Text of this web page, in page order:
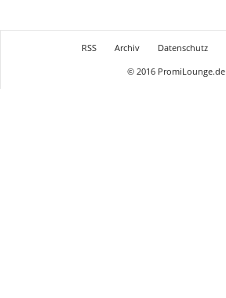
RSS Archiv Datenschutz
© 2016 PromiLounge.de